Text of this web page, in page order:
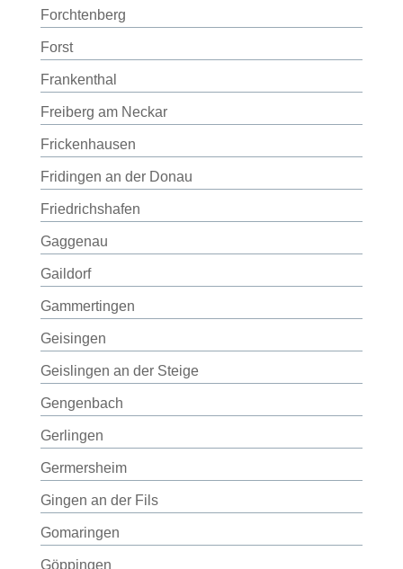
Forchtenberg
Forst
Frankenthal
Freiberg am Neckar
Frickenhausen
Fridingen an der Donau
Friedrichshafen
Gaggenau
Gaildorf
Gammertingen
Geisingen
Geislingen an der Steige
Gengenbach
Gerlingen
Germersheim
Gingen an der Fils
Gomaringen
Göppingen